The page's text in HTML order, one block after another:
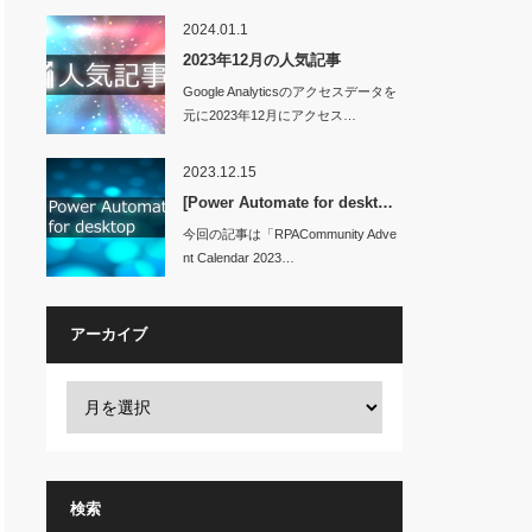
2024.01.1
2023年12月の人気記事
Google Analyticsのアクセスデータを
元に2023年12月にアクセス…
2023.12.15
[Power Automate for deskt…
今回の記事は「RPACommunity Adve
nt Calendar 2023…
アーカイブ
検索